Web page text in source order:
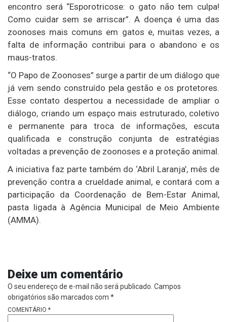
encontro será “Esporotricose: o gato não tem culpa!
Como cuidar sem se arriscar”. A doença é uma das
zoonoses mais comuns em gatos e, muitas vezes, a
falta de informação contribui para o abandono e os
maus-tratos.
“O Papo de Zoonoses” surge a partir de um diálogo que
já vem sendo construído pela gestão e os protetores.
Esse contato despertou a necessidade de ampliar o
diálogo, criando um espaço mais estruturado, coletivo
e permanente para troca de informações, escuta
qualificada e construção conjunta de estratégias
voltadas a prevenção de zoonoses e a proteção animal.
A iniciativa faz parte também do ‘Abril Laranja’, mês de
prevenção contra a crueldade animal, e contará com a
participação da Coordenação de Bem-Estar Animal,
pasta ligada à Agência Municipal de Meio Ambiente
(AMMA).
Deixe um comentário
O seu endereço de e-mail não será publicado. Campos
obrigatórios são marcados com *
COMENTÁRIO *